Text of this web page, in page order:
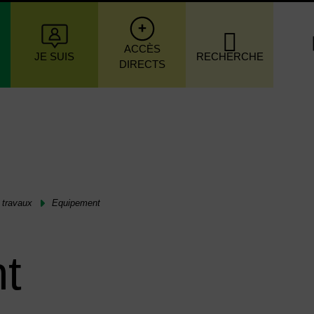
principale
JE SUIS
ACCÈS
DIRECTS
RECHERCHE
Equipement